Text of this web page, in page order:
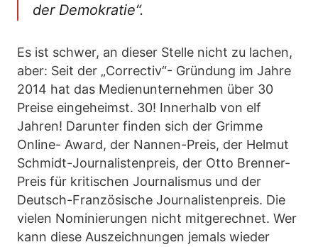
der Demokratie“.
Es ist schwer, an dieser Stelle nicht zu lachen,
aber: Seit der „Correctiv“- Gründung im Jahre
2014 hat das Medienunternehmen über 30
Preise eingeheimst. 30! Innerhalb von elf
Jahren! Darunter finden sich der Grimme
Online- Award, der Nannen-Preis, der Helmut
Schmidt-Journalistenpreis, der Otto Brenner-
Preis für kritischen Journalismus und der
Deutsch-Französische Journalistenpreis. Die
vielen Nominierungen nicht mitgerechnet. Wer
kann diese Auszeichnungen jemals wieder